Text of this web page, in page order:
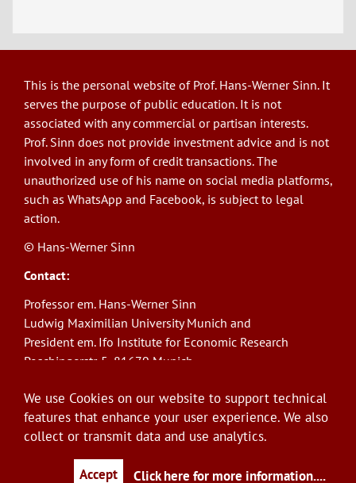
This is the personal website of Prof. Hans-Werner Sinn. It
serves the purpose of public education. It is not
associated with any commercial or partisan interests.
Prof. Sinn does not provide investment advice and is not
involved in any form of credit transactions. The
unauthorized use of his name on social media platforms,
such as WhatsApp and Facebook, is subject to legal
action.
© Hans-Werner Sinn
Contact:
Professor em. Hans-Werner Sinn
Ludwig Maximilian University Munich and
President em. Ifo Institute for Economic Research
Poschingerstr. 5, 81679 Munich
E-Mail: sinn@ifo.de
User
Log in
We use Cookies on our website to support technical
features that enhance your user experience. We also
collect or transmit data and use analytics.
Accept Click here for more information....